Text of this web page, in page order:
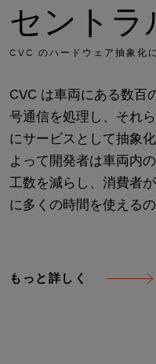
セントラ
CVC のハードウェア抽象化
CVC は車両にある数百
号通信を処理し、それ
にサービスとして抽象
よって開発者は車両内
工数を減らし、消費者
に多くの時間を使えるの
もっと詳しく